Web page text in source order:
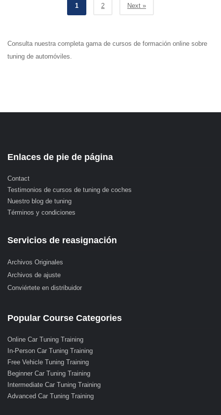
1 2 Next »
Consulta nuestra completa gama de cursos de formación online sobre
tuning de automóviles.
Enlaces de pie de página
Contact
Testimonios de cursos de tuning de coches
Nuestro blog de tuning
Términos y condiciones
Servicios de reasignación
Archivos Originales
Archivos de ajuste
Conviértete en distribuidor
Popular Course Categories
Online Car Tuning Training
In-Person Car Tuning Training
Free Vehicle Tuning Training
Beginner Car Tuning Training
Intermediate Car Tuning Training
Advanced Car Tuning Training